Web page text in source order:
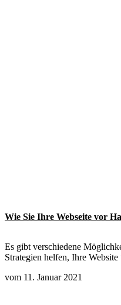
Wie Sie Ihre Webseite vor
Es gibt verschiedene
Strategien helfen, Ihre
vom 11. Januar 2021